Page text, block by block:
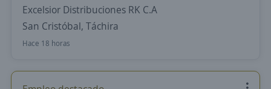
Excelsior Distribuciones RK C.A
San Cristóbal, Táchira
Hace 18 horas